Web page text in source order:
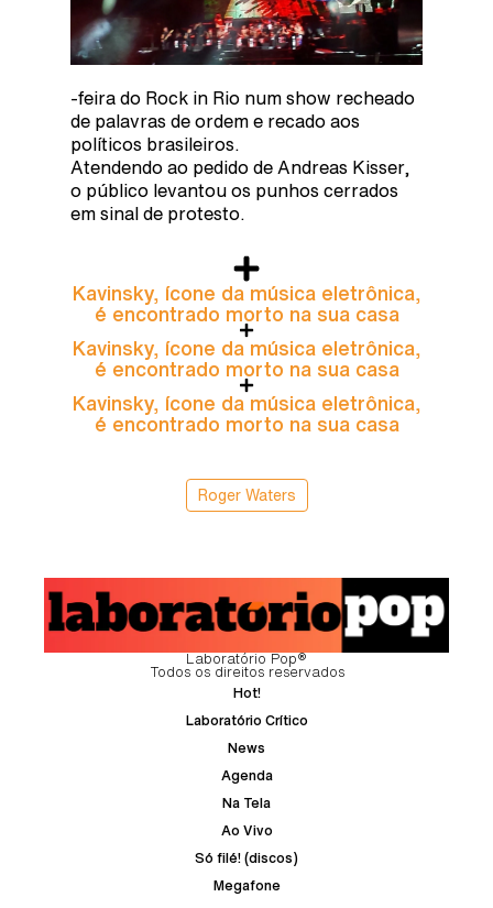
-feira do Rock in Rio num show recheado
de palavras de ordem e recado aos
políticos brasileiros.
Atendendo ao pedido de Andreas Kisser,
o público levantou os punhos cerrados
em sinal de protesto.
Kavinsky, ícone da música eletrônica,
é encontrado morto na sua casa
Kavinsky, ícone da música eletrônica,
é encontrado morto na sua casa
Kavinsky, ícone da música eletrônica,
é encontrado morto na sua casa
Roger Waters
Laboratório Pop®
Todos os direitos reservados
Hot!
Laboratório Crítico
News
Agenda
Na Tela
Ao Vivo
Só filé! (discos)
Megafone